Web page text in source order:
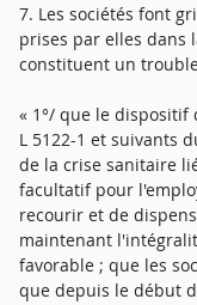
7. Les sociétés font
prises par elles dans
constituent un
« 1°/ que le
L 5122-1 et suivants
de la crise sanitaire
facultatif pour
recourir et de
maintenant
favorable ; que les
que depuis le début